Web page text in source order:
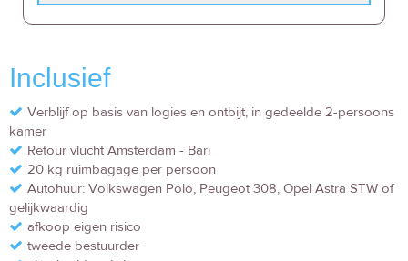
Inclusief
Verblijf op basis van logies en ontbijt, in gedeelde 2-persoons
kamer
Retour vlucht Amsterdam - Bari
20 kg ruimbagage per persoon
Autohuur: Volkswagen Polo, Peugeot 308, Opel Astra STW of
gelijkwaardig
afkoop eigen risico
tweede bestuurder